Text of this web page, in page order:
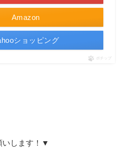
Amazon
ショッピング
ポチップ
いします！▼